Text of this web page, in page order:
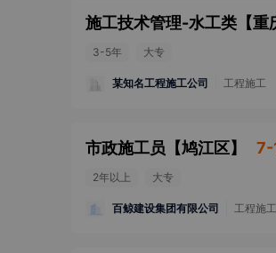
施工技术管理-水工类 【重
3-5年 大专
某知名工程施工公司 工程施工
市政施工员 【鸠江区】 7-
2年以上 大专
百鲸建设集团有限公司 工程施工